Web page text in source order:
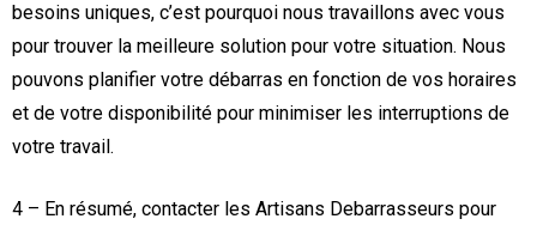
besoins uniques, c’est pourquoi nous travaillons avec vous
pour trouver la meilleure solution pour votre situation. Nous
pouvons planifier votre débarras en fonction de vos horaires
et de votre disponibilité pour minimiser les interruptions de
votre travail.
4 – En résumé, contacter les Artisans Debarrasseurs pour